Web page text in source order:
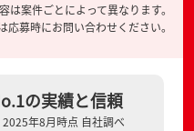
は案件ごとによって異なります。
応募時にお問い合わせください。
の実績と信頼
年8月時点 自社調べ